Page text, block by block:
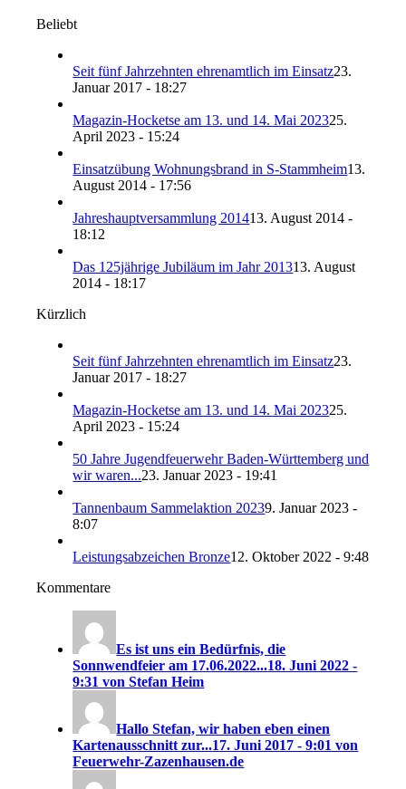
Beliebt
Seit fünf Jahrzehnten ehrenamtlich im Einsatz23.
Januar 2017 - 18:27
Magazin-Hocketse am 13. und 14. Mai 202325.
April 2023 - 15:24
Einsatzübung Wohnungsbrand in S-Stammheim13.
August 2014 - 17:56
Jahreshauptversammlung 201413. August 2014 -
18:12
Das 125jährige Jubiläum im Jahr 201313. August
2014 - 18:17
Kürzlich
Seit fünf Jahrzehnten ehrenamtlich im Einsatz23.
Januar 2017 - 18:27
Magazin-Hocketse am 13. und 14. Mai 202325.
April 2023 - 15:24
50 Jahre Jugendfeuerwehr Baden-Württemberg und
wir waren...23. Januar 2023 - 19:41
Tannenbaum Sammelaktion 20239. Januar 2023 -
8:07
Leistungsabzeichen Bronze12. Oktober 2022 - 9:48
Kommentare
Es ist uns ein Bedürfnis, die
Sonnwendfeier am 17.06.2022...18. Juni 2022 -
9:31 von Stefan Heim
Hallo Stefan, wir haben eben einen
Kartenausschnitt zur...17. Juni 2017 - 9:01 von
Feuerwehr-Zazenhausen.de